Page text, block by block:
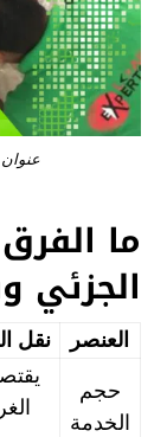
ما
الجزئي
العنصر نقل
حجم
الخدمة